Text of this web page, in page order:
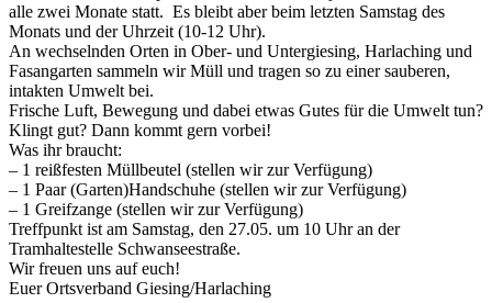
alle zwei Monate statt. Es bleibt aber beim letzten Samstag des
Monats und der Uhrzeit (10-12 Uhr).
An wechselnden Orten in Ober- und Untergiesing, Harlaching und
Fasangarten sammeln wir Müll und tragen so zu einer sauberen,
intakten Umwelt bei.
Frische Luft, Bewegung und dabei etwas Gutes für die Umwelt tun?
Klingt gut? Dann kommt gern vorbei!
Was ihr braucht:
– 1 reißfesten Müllbeutel (stellen wir zur Verfügung)
– 1 Paar (Garten)Handschuhe (stellen wir zur Verfügung)
– 1 Greifzange (stellen wir zur Verfügung)
Treffpunkt ist am Samstag, den 27.05. um 10 Uhr an der
Tramhaltestelle Schwanseestraße.
Wir freuen uns auf euch!
Euer Ortsverband Giesing/Harlaching